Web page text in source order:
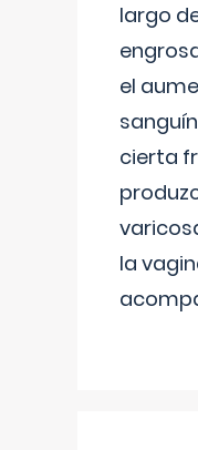
largo
el
cierta
la